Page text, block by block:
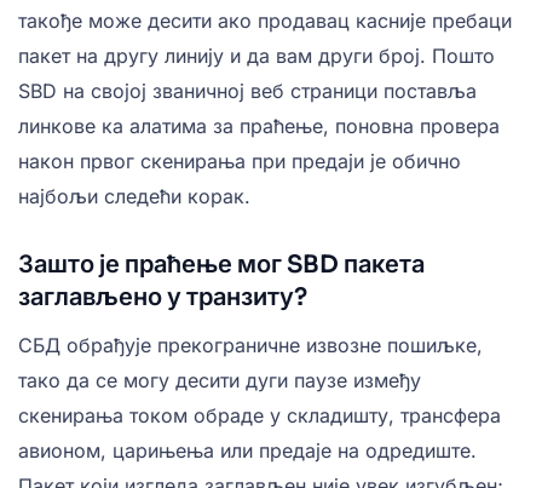
такође може десити ако продавац касније пребаци
пакет на другу линију и да вам други број. Пошто
SBD на својој званичној веб страници поставља
линкове ка алатима за праћење, поновна провера
након првог скенирања при предаји је обично
најбољи следећи корак.
Зашто је праћење мог SBD пакета
заглављено у транзиту?
СБД обрађује прекограничне извозне пошиљке,
тако да се могу десити дуги паузе између
скенирања током обраде у складишту, трансфера
авионом, царињења или предаје на одредиште.